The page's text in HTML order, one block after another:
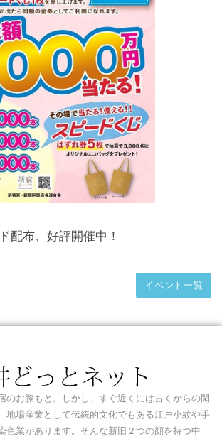
配布、好評開催中！
イベント一覧
のお膝もと。しかし、すぐ近くには古くからの閑
地場産業として伝統的文化でもある江戸小紋や手
色業があります。そんな新旧２つの顔を持つ中